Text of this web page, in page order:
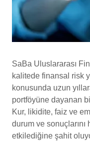
SaBa Uluslararası
kalitede finansal risk
konusunda uzun
portföyüne dayanan
Kur, likidite, faiz ve
durum ve
etkilediğine şahit